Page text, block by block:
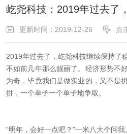
屹尧科技：2019年过去了
更新时间：2019-12-26 点
2019年过去了，屹尧科技继续保持了
不如前几年那么靓丽了。经济形势不
为奇，毕竟我们是做实业的，又不是
拼，一个单子一个单子地争取。
“明年，会好一点吧？”一米八大个问我